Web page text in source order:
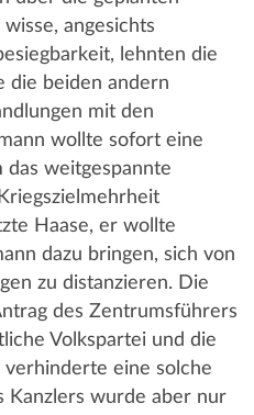
angesichts
lehnten die
die beiden andern
mit den
wollte sofort eine
weitgespannte
Haase, er wollte
dazu bringen, sich von
zu distanzieren. Die
des Zentrumsführers
Volkspartei und die
eine solche
Kanzlers wurde aber nur